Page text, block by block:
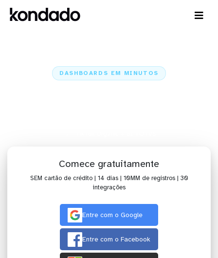
DASHBOARDS EM MINUTOS
Comece gratuitamente
SEM cartão de crédito | 14 dias | 10MM de registros | 30
integrações
Entre com o Google
Entre com o Facebook